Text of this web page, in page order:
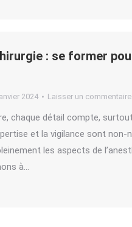
: se former
2024 Laisser un commentaire
chaque détail compte,
et la vigilance sont non-
les aspects de
à…